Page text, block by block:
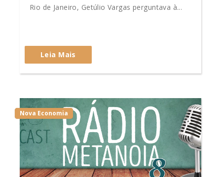
Rio de Janeiro, Getúlio Vargas perguntava à...
Leia Mais
Nova Economia